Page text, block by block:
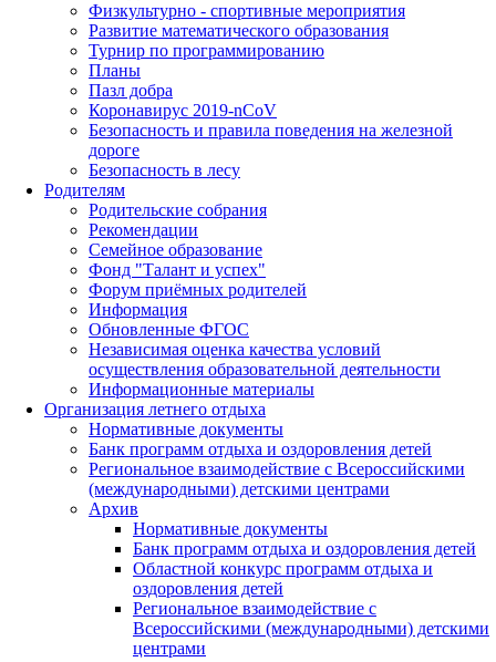
Физкультурно - спортивные мероприятия
Развитие математического образования
Турнир по программированию
Планы
Пазл добра
Коронавирус 2019-nCoV
Безопасность и правила поведения на железной
дороге
Безопасность в лесу
Родителям
Родительские собрания
Рекомендации
Семейное образование
Фонд "Талант и успех"
Форум приёмных родителей
Информация
Обновленные ФГОС
Независимая оценка качества условий
осуществления образовательной деятельности
Информационные материалы
Организация летнего отдыха
Нормативные документы
Банк программ отдыха и оздоровления детей
Региональное взаимодействие с Всероссийскими
(международными) детскими центрами
Архив
Нормативные документы
Банк программ отдыха и оздоровления детей
Областной конкурс программ отдыха и
оздоровления детей
Региональное взаимодействие с
Всероссийскими (международными) детскими
центрами